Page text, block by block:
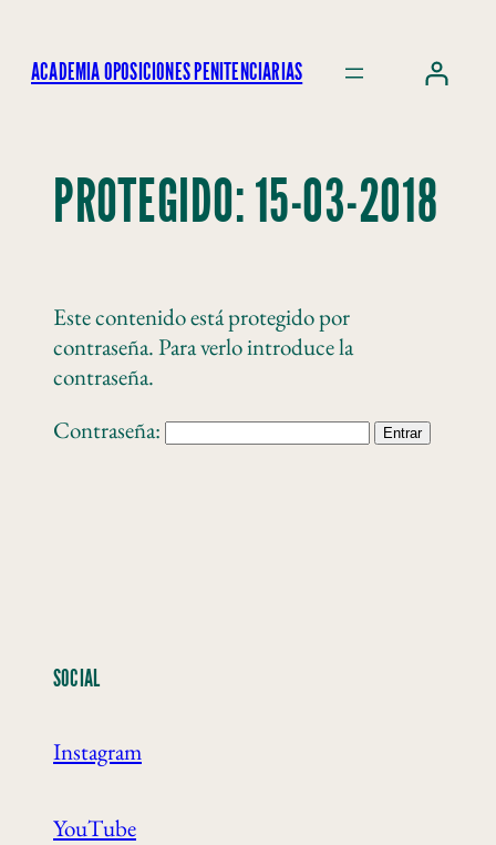
ACADEMIA OPOSICIONES PENITENCIARIAS
PROTEGIDO: 15-03-2018
Este contenido está protegido por
contraseña. Para verlo introduce la
contraseña.
Contraseña:
SOCIAL
Instagram
YouTube